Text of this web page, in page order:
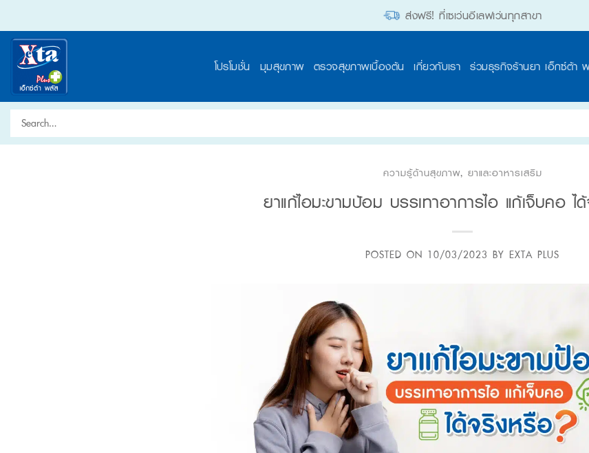
content
ส่งฟรี! ที่เซเว่นอีเลฟเว่นทุกสาขา
โปรโมชั่น มุมสุขภาพ ตรวจสุขภาพเบื้องต้น เกี่ยวกับเรา ร่วมธุรกิจร้านยา เอ็กซ์ต้า
Search
for:
ความรู้ด้านสุขภาพ, ยาและอาหารเสริม
ยาแก้ไอมะขามป้อม บรรเทาอาการไอ แก้เจ็บคอ
POSTED ON 10/03/2023 BY EXTA PLUS